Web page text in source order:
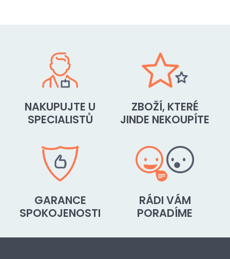
NAKUPUJTE U
SPECIALISTŮ
ZBOŽÍ, KTERÉ
JINDE NEKOUPÍTE
GARANCE
SPOKOJENOSTI
RÁDI VÁM
PORADÍME